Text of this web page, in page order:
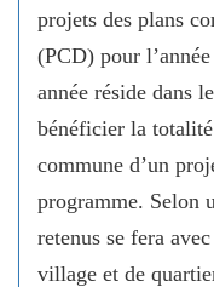
projets des plans
(PCD) pour
année réside dans
bénéficier la
commune d’un
programme. Selon
retenus se fera
village et de